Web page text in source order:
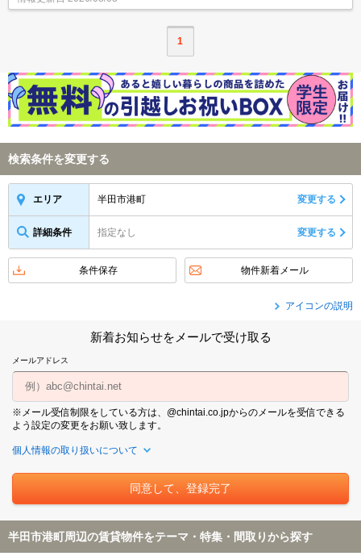
1
検索条件を変更する
エリア 半田市港町 変更する
詳細条件 指定なし 変更する
条件保存 物件新着メール
アイコンの説明
新着お知らせをメールで受け取る
メールアドレス
※メール受信制限をしている方は、@chintai.co.jpからのメールを受信できる
よう設定の変更をお願い致します。
個人情報の取り扱いについて
半田市港町周辺の賃貸物件をテーマ・特集・間取りから探す